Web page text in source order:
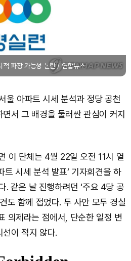
적 파장 가능성 논란 / 연합뉴스
울 아파트 시세 분석과 정당 공천
서 그 배경을 둘러싼 관심이 커지
이 단체는 4월 22일 오전 11시 열
트 시세 분석 발표’ 기자회견을 하
. 같은 날 진행하려던 ‘주요 4당 공
도 함께 접었다. 두 사안 모두 경실
의제라는 점에서, 단순한 일정 변
이 적지 않다.